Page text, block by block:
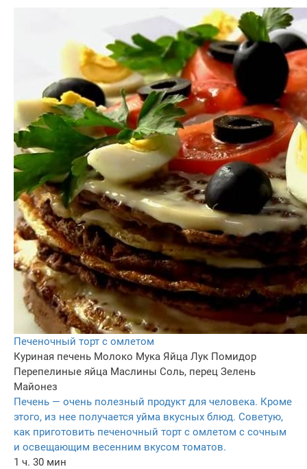
Печеночный торт с омлетом
Куриная печень Молоко Мука Яйца Лук Помидор
Перепелиные яйца Маслины Соль, перец Зелень
Майонез
Печень — очень полезный продукт для человека. Кроме
этого, из нее получается уйма вкусных блюд. Советую,
как приготовить печеночный торт с омлетом с сочным
и освещающим весенним вкусом томатов.
1 ч. 30 мин